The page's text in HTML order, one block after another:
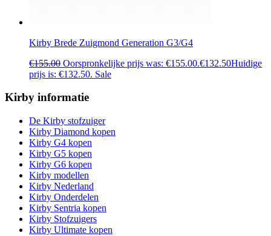
Kirby Brede Zuigmond Generation G3/G4
€155.00 Oorspronkelijke prijs was: €155.00.€132.50Huidige
prijs is: €132.50. Sale
Kirby informatie
De Kirby stofzuiger
Kirby Diamond kopen
Kirby G4 kopen
Kirby G5 kopen
Kirby G6 kopen
Kirby modellen
Kirby Nederland
Kirby Onderdelen
Kirby Sentria kopen
Kirby Stofzuigers
Kirby Ultimate kopen